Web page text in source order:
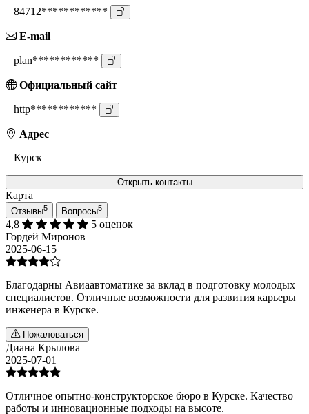
84712************
E-mail
plan************
Официальный сайт
http************
Адрес
Курск
Открыть контакты
Карта
Отзывы5 Вопросы5
4,8
5 оценок
Гордей Миронов
2025-06-15
Благодарны Авиаавтоматике за вклад в подготовку молодых
специалистов. Отличные возможности для развития карьеры
инженера в Курске.
Пожаловаться
Диана Крылова
2025-07-01
Отличное опытно-конструкторское бюро в Курске. Качество
работы и инновационные подходы на высоте.